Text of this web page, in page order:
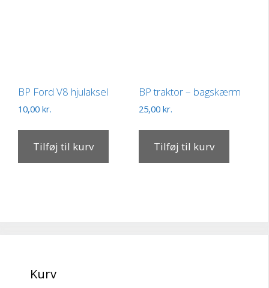
BP Ford V8 hjulaksel
10,00 kr.
Tilføj til kurv
BP traktor – bagskærm
25,00 kr.
Tilføj til kurv
Kurv